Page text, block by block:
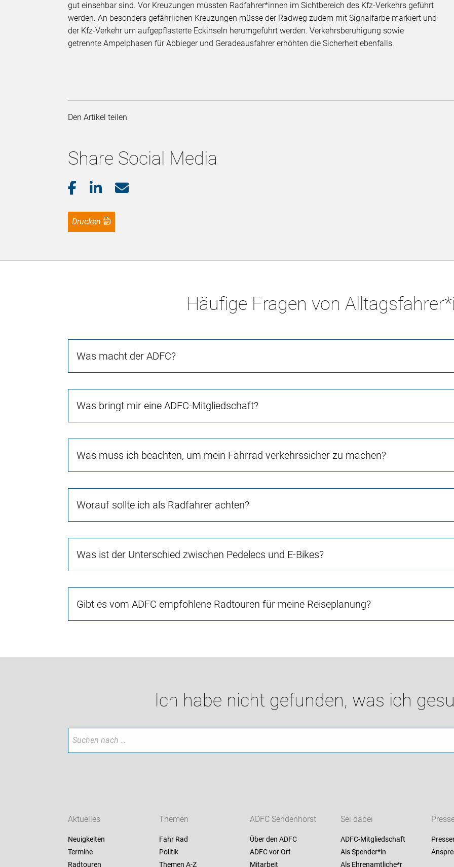
gut einsehbar sind. Vor Kreuzungen müssten Radfahrer*innen im Sichtbereich des Kfz-Verkehrs geführt
werden. An besonders gefährlichen Kreuzungen müsse der Radweg zudem mit Signalfarbe markiert und
der Kfz-Verkehr um aufgepflasterte Eckinseln herumgeführt werden. Verkehrsberuhigung sowie
getrennte Ampelphasen für Abbieger und Geradeausfahrer erhöhten die Sicherheit ebenfalls.
Den Artikel teilen
Share Social Media
Drucken
Häufige Fragen von
Was macht der ADFC?
Was bringt mir eine ADFC-Mitgliedschaft?
Was muss ich beachten, um mein Fahrrad verkehrssicher zu machen?
Worauf sollte ich als Radfahrer achten?
Was ist der Unterschied zwischen Pedelecs und E-Bikes?
Gibt es vom ADFC empfohlene Radtouren für meine Reiseplanung?
Ich habe nicht gefunden, was ich
Aktuelles
Neuigkeiten
Termine
Radtouren
Themen
Fahr Rad
Politik
Themen A-Z
ADFC Sendenhorst
Über den ADFC
ADFC vor Ort
Mitarbeit
Sei dabei
ADFC-Mitgliedschaft
Als Spender*in
Als Ehrenamtliche*r